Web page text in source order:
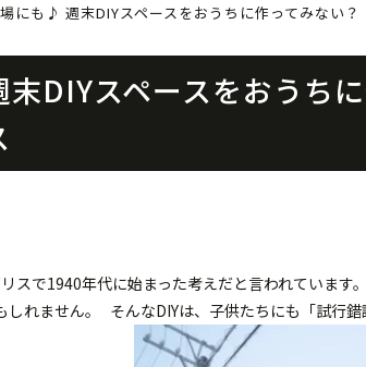
にも♪ 週末DIYスペースをおうちに作ってみない
DIYスペースをおうち
スで1940年代に始まった考えだと言われています
れません。 そんなDIYは、子供たちにも「試行錯